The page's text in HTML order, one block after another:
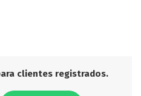
clientes registrados.